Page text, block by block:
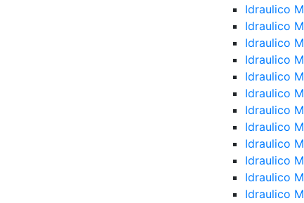
Idraulico
Idraulico
Idraulico
Idraulico
Idraulico
Idraulico
Idraulico
Idraulico
Idraulico
Idraulico
Idraulico
Idraulico